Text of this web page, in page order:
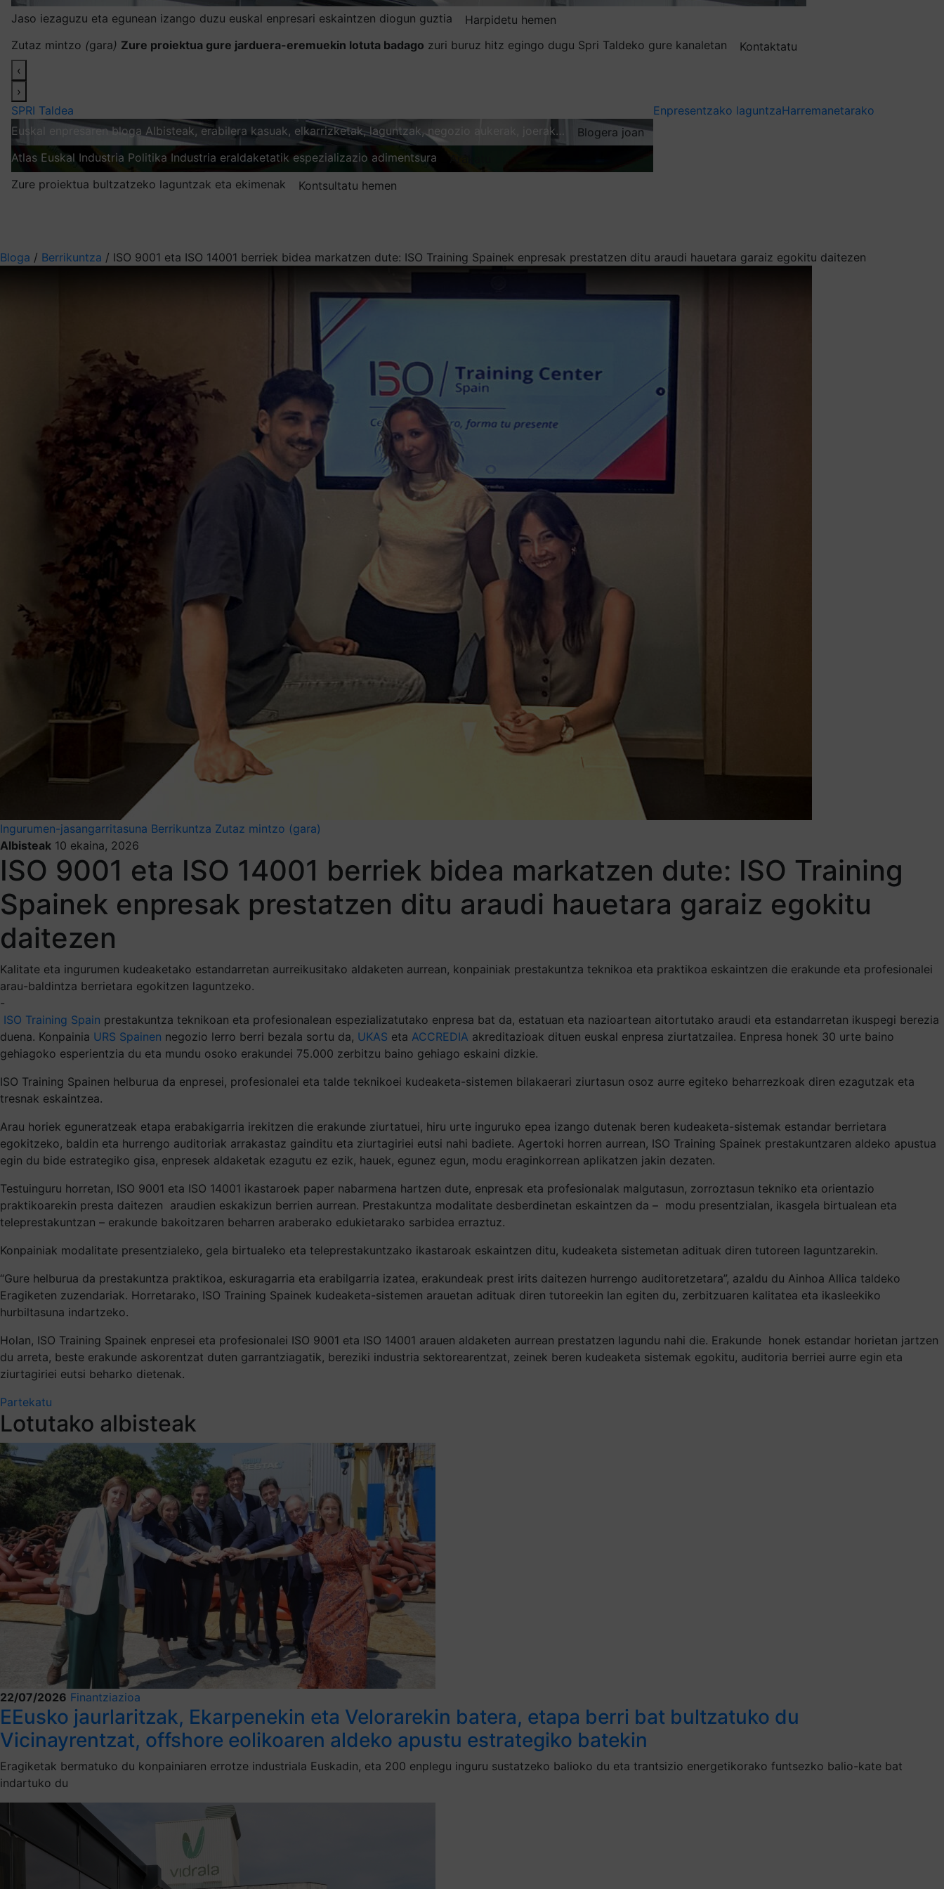
Jaso iezaguzu eta egunean izango duzu euskal enpresari eskaintzen diogun guztia
Harpidetu hemen
Zutaz mintzo (gara) Zure proiektua gure jarduera-eremuekin lotuta badago zuri buruz hitz egingo dugu Spri Taldeko gure kanaletan
Kontaktatu
‹
›
SPRI Taldea
Euskal enpresaren bloga Albisteak, erabilera kasuak, elkarrizketak, laguntzak, negozio aukerak, joerak…
Blogera joan
Atlas Euskal Industria Politika Industria eraldaketatik espezializazio adimentsura
Zure proiektua bultzatzeko laguntzak eta ekimenak
Kontsultatu hemen
Enpresentzako laguntzaHarremanetarako
Bloga / Berrikuntza / ISO 9001 eta ISO 14001 berriek bidea markatzen dute: ISO Training Spainek enpresak prestatzen ditu araudi hauetara garaiz egokitu daitezen
Ingurumen-jasangarritasuna Berrikuntza Zutaz mintzo (gara)
Albisteak 10 ekaina, 2026
ISO 9001 eta ISO 14001 berriek bidea markatzen dute: ISO Training
Spainek enpresak prestatzen ditu araudi hauetara garaiz egokitu
daitezen
Kalitate eta ingurumen kudeaketako estandarretan aurreikusitako aldaketen aurrean, konpainiak prestakuntza teknikoa eta praktikoa eskaintzen die erakunde eta profesionalei
arau-baldintza berrietara egokitzen laguntzeko.
-
ISO Training Spain prestakuntza teknikoan eta profesionalean espezializatutako enpresa bat da, estatuan eta nazioartean aitortutako araudi eta estandarretan ikuspegi berezia
duena. Konpainia URS Spainen negozio lerro berri bezala sortu da, UKAS eta ACCREDIA akreditazioak dituen euskal enpresa ziurtatzailea. Enpresa honek 30 urte baino
gehiagoko esperientzia du eta mundu osoko erakundei 75.000 zerbitzu baino gehiago eskaini dizkie.
ISO Training Spainen helburua da enpresei, profesionalei eta talde teknikoei kudeaketa-sistemen bilakaerari ziurtasun osoz aurre egiteko beharrezkoak diren ezagutzak eta
tresnak eskaintzea.
Arau horiek eguneratzeak etapa erabakigarria irekitzen die erakunde ziurtatuei, hiru urte inguruko epea izango dutenak beren kudeaketa-sistemak estandar berrietara
egokitzeko, baldin eta hurrengo auditoriak arrakastaz gainditu eta ziurtagiriei eutsi nahi badiete. Agertoki horren aurrean, ISO Training Spainek prestakuntzaren aldeko apustua
egin du bide estrategiko gisa, enpresek aldaketak ezagutu ez ezik, hauek, egunez egun, modu eraginkorrean aplikatzen jakin dezaten.
Testuinguru horretan, ISO 9001 eta ISO 14001 ikastaroek paper nabarmena hartzen dute, enpresak eta profesionalak malgutasun, zorroztasun tekniko eta orientazio
praktikoarekin presta daitezen araudien eskakizun berrien aurrean. Prestakuntza modalitate desberdinetan eskaintzen da – modu presentzialan, ikasgela birtualean eta
teleprestakuntzan – erakunde bakoitzaren beharren araberako edukietarako sarbidea erraztuz.
Konpainiak modalitate presentzialeko, gela birtualeko eta teleprestakuntzako ikastaroak eskaintzen ditu, kudeaketa sistemetan adituak diren tutoreen laguntzarekin.
“Gure helburua da prestakuntza praktikoa, eskuragarria eta erabilgarria izatea, erakundeak prest irits daitezen hurrengo auditoretzetara”, azaldu du Ainhoa Allica taldeko
Eragiketen zuzendariak. Horretarako, ISO Training Spainek kudeaketa-sistemen arauetan adituak diren tutoreekin lan egiten du, zerbitzuaren kalitatea eta ikasleekiko
hurbiltasuna indartzeko.
Holan, ISO Training Spainek enpresei eta profesionalei ISO 9001 eta ISO 14001 arauen aldaketen aurrean prestatzen lagundu nahi die. Erakunde honek estandar horietan jartzen
du arreta, beste erakunde askorentzat duten garrantziagatik, bereziki industria sektorearentzat, zeinek beren kudeaketa sistemak egokitu, auditoria berriei aurre egin eta
ziurtagiriei eutsi beharko dietenak.
Partekatu
Lotutako albisteak
22/07/2026 Finantziazioa
EEusko jaurlaritzak, Ekarpenekin eta Velorarekin batera, etapa berri bat bultzatuko du
Vicinayrentzat, offshore eolikoaren aldeko apustu estrategiko batekin
Eragiketak bermatuko du konpainiaren errotze industriala Euskadin, eta 200 enplegu inguru sustatzeko balioko du eta trantsizio energetikorako funtsezko balio-kate bat
indartuko du